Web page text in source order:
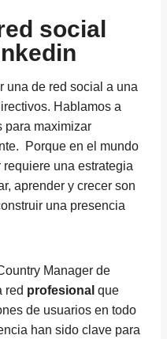
social
una de red social a una
Hablamos a
para maximizar
Porque en el mundo
una estrategia
aprender y crecer son
una presencia
Manager de
red profesional que
de usuarios en todo
han sido clave para